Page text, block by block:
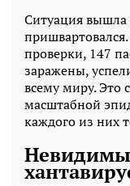
Ситуация вышла
проверки, 147
заражены,
всему миру. Это
масштабной
каждого из них